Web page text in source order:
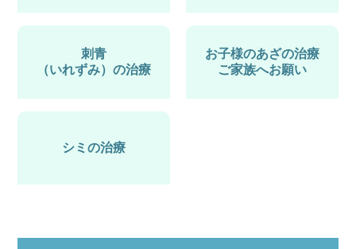
刺青
（いれずみ）の治療
お子様のあざの治療
ご家族へお願い
シミの治療